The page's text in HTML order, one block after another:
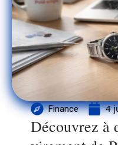
Finance 4
Découvrez à